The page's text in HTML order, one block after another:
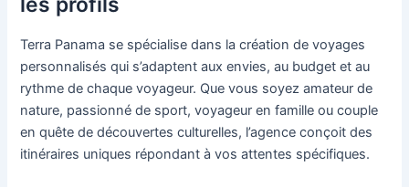
Terra Panama se spécialise dans la création de voyages
personnalisés qui s’adaptent aux envies, au budget et au
rythme de chaque voyageur. Que vous soyez amateur de
nature, passionné de sport, voyageur en famille ou couple
en quête de découvertes culturelles, l’agence conçoit des
itinéraires uniques répondant à vos attentes spécifiques.